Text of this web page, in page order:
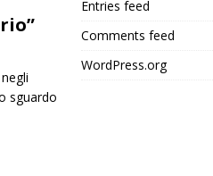
sguardo
Entries feed
Comments feed
WordPress.org